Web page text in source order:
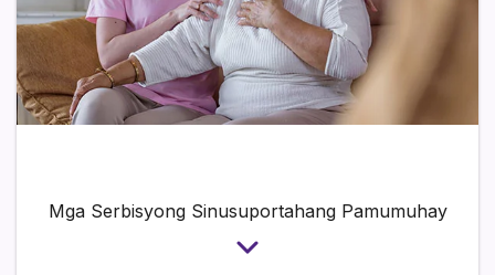
Mga Serbisyong Sinusuportahang Pamumuhay